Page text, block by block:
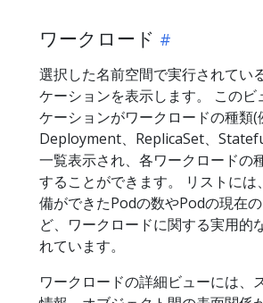
ワークロード
選択した名前空間で実行されてい
ケーションを表示します。 このビ
ケーションがワークロードの種類(
Deployment、ReplicaSet、
一覧表示され、各ワークロードの
することができます。 リストには
備ができたPodの数やPodの現在
ど、ワークロードに関する実用的
れています。
ワークロードの詳細ビューには、